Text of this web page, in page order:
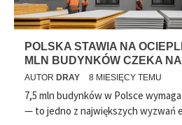
POLSKA STAWIA NA
MLN BUDYNKÓW CZEKA
AUTOR DRAY 8 MIESIĘCY TEMU
7,5 mln budynków w Polsce
— to jedno z największych wyzwań